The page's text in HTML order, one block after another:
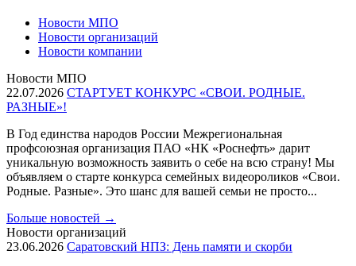
Новости МПО
Новости организаций
Новости компании
Новости МПО
22.07.2026 СТАРТУЕТ КОНКУРС «СВОИ. РОДНЫЕ.
РАЗНЫЕ»!
В Год единства народов России Межрегиональная
профсоюзная организация ПАО «НК «Роснефть» дарит
уникальную возможность заявить о себе на всю страну! Мы
объявляем о старте конкурса семейных видеороликов «Свои.
Родные. Разные». Это шанс для вашей семьи не просто...
Больше новостей →
Новости организаций
23.06.2026 Саратовский НПЗ: День памяти и скорби